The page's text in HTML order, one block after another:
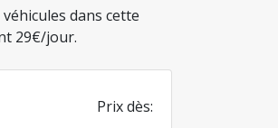
dans cette
29€/jour.
Prix dès: